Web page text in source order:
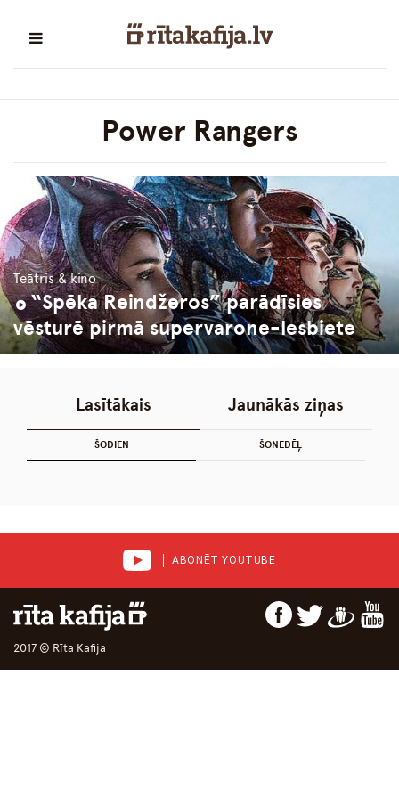
Power Rangers
Teātris & kino
“Spēka Reindžeros” parādīsies
vēsturē pirmā supervarone-lesbiete
Lasītākais
ŠODIEN ŠONEDĒĻ
Jaunākās ziņas
ABONĒT YOUTUBE
2017 © Rīta Kafija